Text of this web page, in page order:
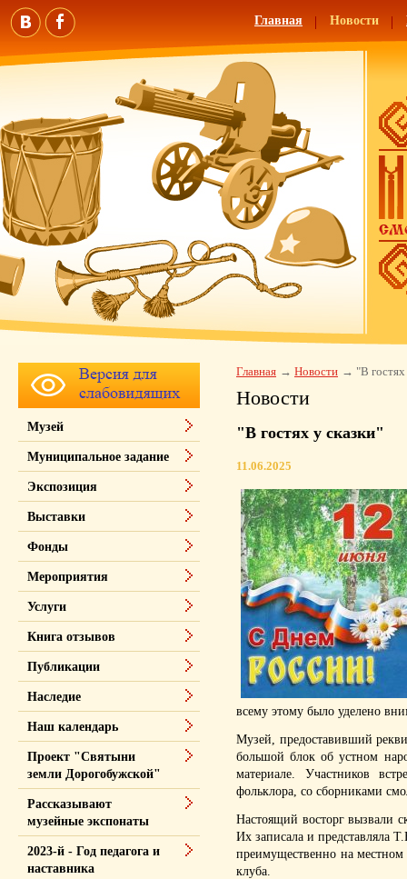
Главная Новости
Главная Новости "В
Новости
"В гостях у сказки"
11.06.2025
всему этому было уделено
Музей, предоставивший
большой блок об устном
материале. Участников
фольклора, со сборниками
Настоящий восторг вызвали
Их записала и представляла
преимущественно на местном
клуба.
Музей
Муниципальное задание
Экспозиция
Выставки
Фонды
Мероприятия
Услуги
Книга отзывов
Публикации
Наследие
Наш календарь
Проект "Святыни
земли Дорогобужской"
Рассказывают
музейные экспонаты
2023-й - Год педагога и
наставника